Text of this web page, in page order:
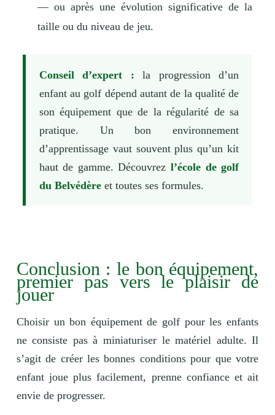
— ou après une évolution significative de la
taille ou du niveau de jeu.
Conseil d’expert : la progression d’un
enfant au golf dépend autant de la qualité de
son équipement que de la régularité de sa
pratique. Un bon environnement
d’apprentissage vaut souvent plus qu’un kit
haut de gamme. Découvrezl’école de golf
du Belvédèreet toutes ses formules.
Conclusion : le bon équipement,
premier pas vers le plaisir de
jouer
Choisir un bon équipement de golf pour les enfants
ne consiste pas à miniaturiser le matériel adulte. Il
s’agit de créer les bonnes conditions pour que votre
enfant joue plus facilement, prenne confiance et ait
envie de progresser.